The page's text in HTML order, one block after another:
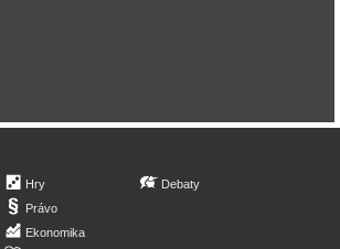
Hry
Právo
Ekonomika
Debaty